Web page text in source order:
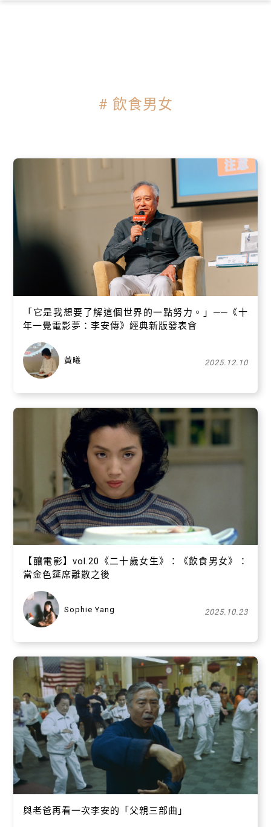
# 飲食男女
「它是我想要了解這個世界的一點努力。」──《十
年一覺電影夢：李安傳》經典新版發表會
黃曦 2025.12.10
【​釀電影】vol.20《二十歲女生》：《飲食男女》：
當金色筵席離散之後
Sophie Yang 2025.10.23
與老爸再看一次李安的「父親三部曲」
關閉